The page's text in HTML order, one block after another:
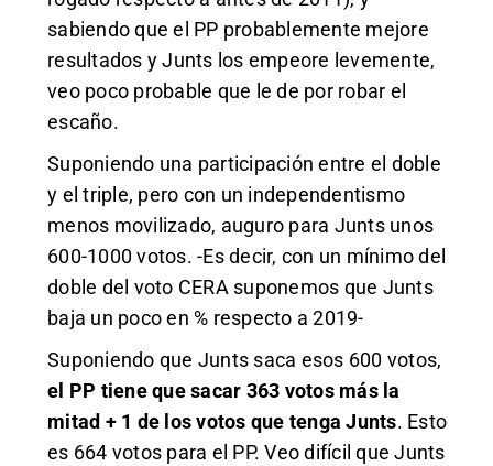
sabiendo que el PP probablemente mejore
resultados y Junts los empeore levemente,
veo poco probable que le de por robar el
escaño.
Suponiendo una participación entre el doble
y el triple, pero con un independentismo
menos movilizado, auguro para Junts unos
600-1000 votos. -Es decir, con un mínimo del
doble del voto CERA suponemos que Junts
baja un poco en % respecto a 2019-
Suponiendo que Junts saca esos 600 votos,
el PP tiene que sacar 363 votos más la
mitad + 1 de los votos que tenga Junts. Esto
es 664 votos para el PP. Veo difícil que Junts